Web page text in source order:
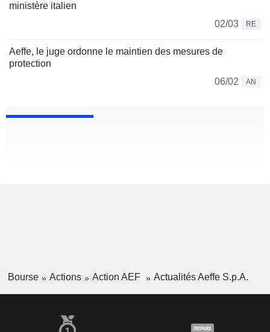
ministère italien
02/03
RE
Aeffe, le juge ordonne le maintien des mesures de
protection
06/02
AN
Bourse Actions Action AEF Actualités Aeffe S.p.A.